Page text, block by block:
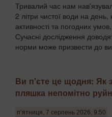
Тривалий час нам
2 літри чистої води на день,
активності та погодних
Сучасні дослідження
норми може призвести до
Ви п'єте це щодня: Як
пляшка непомітно
п’ятниця, 7 серпень 2026, 9:50